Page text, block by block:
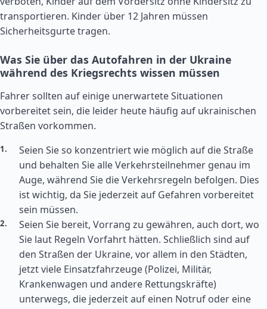
transportieren. Kinder über 12 Jahren müssen
Sicherheitsgurte tragen.
Was Sie über das Autofahren in der Ukraine
während des Kriegsrechts wissen müssen
Fahrer sollten auf einige unerwartete Situationen
vorbereitet sein, die leider heute häufig auf ukrainischen
Straßen vorkommen.
Seien Sie so konzentriert wie möglich auf die Straße
und behalten Sie alle Verkehrsteilnehmer genau im
Auge, während Sie die Verkehrsregeln befolgen. Dies
ist wichtig, da Sie jederzeit auf Gefahren vorbereitet
sein müssen.
Seien Sie bereit, Vorrang zu gewähren, auch dort, wo
Sie laut Regeln Vorfahrt hätten. Schließlich sind auf
den Straßen der Ukraine, vor allem in den Städten,
jetzt viele Einsatzfahrzeuge (Polizei, Militär,
Krankenwagen und andere Rettungskräfte)
unterwegs, die jederzeit auf einen Notruf oder eine